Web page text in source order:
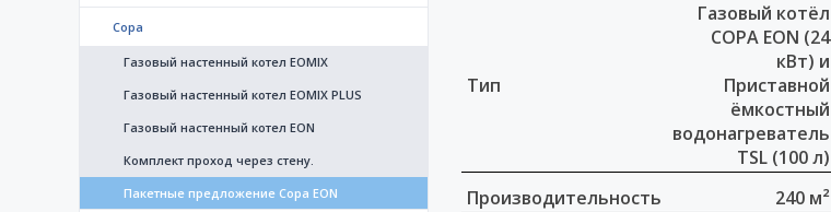
Copa
Газовый настенный котел EOMIX
Газовый настенный котел EOMIX PLUS
Газовый настенный котел EON
Комплект проход через стену.
Пакетные предложение Copa EON
Тип
Газовый котёл
COPA EON (24
кВт) и
Приставной
ёмкостный
водонагреватель
TSL (100 л)
Производительность
240 м²